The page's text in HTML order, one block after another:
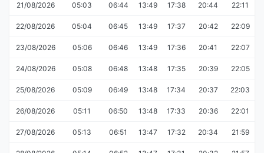
21/08/2026 05:03 06:44 13:49 17:38 20:44 22:11
22/08/2026 05:04 06:45 13:49 17:37 20:42 22:09
23/08/2026 05:06 06:46 13:49 17:36 20:41 22:07
24/08/2026 05:08 06:48 13:48 17:35 20:39 22:05
25/08/2026 05:09 06:49 13:48 17:34 20:37 22:03
26/08/2026 05:11 06:50 13:48 17:33 20:36 22:01
27/08/2026 05:13 06:51 13:47 17:32 20:34 21:59